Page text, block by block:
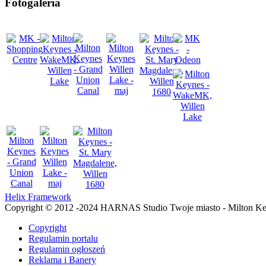
Fotogaleria
Helix Framework
Copyright © 2012 -2024 HARNAS Studio Twoje miasto - Milton
Copyright
Regulamin portalu
Regulamin ogłoszeń
Reklama i Banery